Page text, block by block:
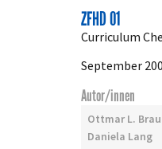
ZFHD 01
Curriculum
September
Autor/innen
Ottmar L.
Daniela Lang